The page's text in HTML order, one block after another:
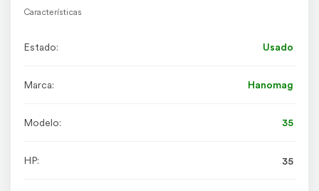
Características
Estado: Usado
Marca: Hanomag
Modelo: 35
HP: 35